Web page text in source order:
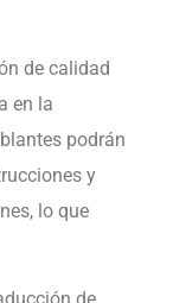
de calidad
en la
podrán
y
lo que